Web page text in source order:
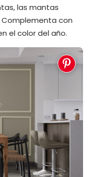
las mantas
Complementa con
el color del año.